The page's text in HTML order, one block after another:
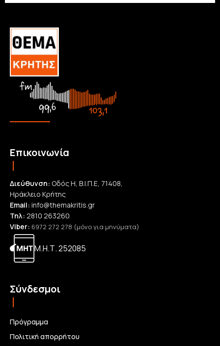
Επικοινωνία
Διεύθυνση: Οδός Η, Β.Ι.Π.Ε, 71408,
Ηράκλειο Κρήτης
Email: info@themakritis.gr
Τηλ: 2810 263260
Viber: 6972 272 278 (μόνο για μηνύματα)
Μ.Η.Τ. 252085
Σύνδεσμοι
Πρόγραμμα
Πολιτική απορρήτου